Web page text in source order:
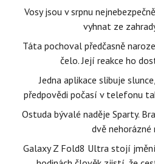
Vosy jsou v srpnu
vyhnat ze
Táta pochoval předčasně
čelo. Její reakce ho
Jedna aplikace slibuje
předpovědi počasí v telefonu
Ostuda bývalé naděje Sparty.
dvě nehorázné
Galaxy Z Fold8 Ultra stojí